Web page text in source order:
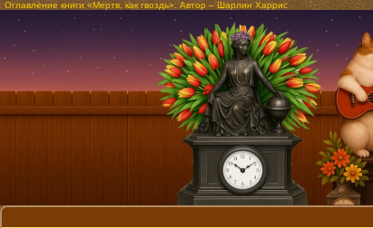
Оглавление книги «Мертв, как гвоздь». Автор – Шарлин Харрис